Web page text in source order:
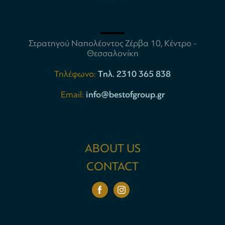
Στρατηγού Ναπολέοντος Ζέρβα 10, Κέντρο -
Θεσσαλονίκη
Τηλέφωνο: Tηλ. 2310 365 838
Email: info@bestofgroup.gr
ABOUT US
CONTACT